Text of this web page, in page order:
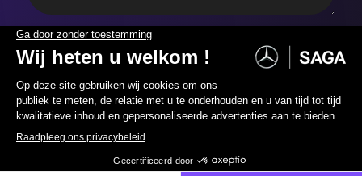
065 40 30 20
* Verplichte velden ** U moet het invullen minus een telefoonnummer of e-mail
Mercedes SAGA verwerkt uw gegevens om aan uw verzoek te voldoen. Uw gegevens
kunnen worden meegedeeld aan andere vennootschappen van deRCM-groep.Klik
hiervoor meer informatie en om uw rechten uit te oefenen.
Ik wil graag commerciële berichten van SAGA Mercedes ontvangen.
per e-mail
per sms